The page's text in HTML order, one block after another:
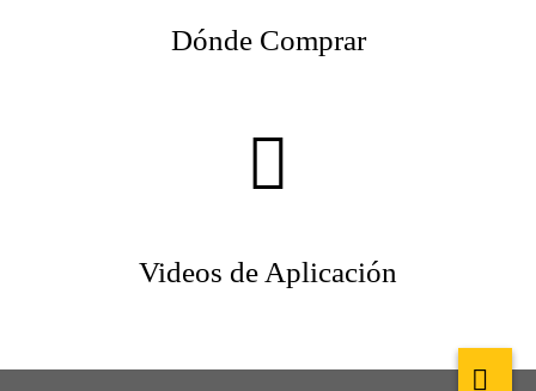
Dónde Comprar
Videos de Aplicación